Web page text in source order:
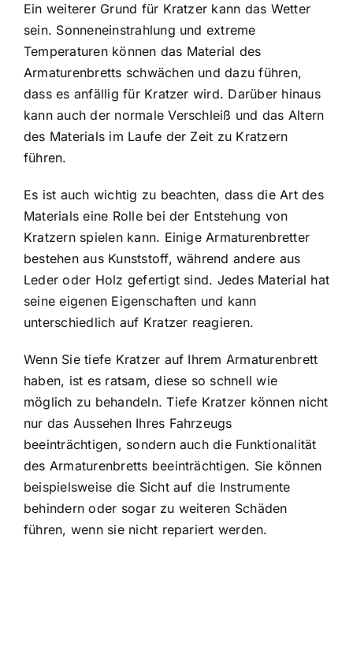
Ein weiterer Grund für Kratzer kann das Wetter
sein. Sonneneinstrahlung und extreme
Temperaturen können das Material des
Armaturenbretts schwächen und dazu führen,
dass es anfällig für Kratzer wird. Darüber hinaus
kann auch der normale Verschleiß und das Altern
des Materials im Laufe der Zeit zu Kratzern
führen.
Es ist auch wichtig zu beachten, dass die Art des
Materials eine Rolle bei der Entstehung von
Kratzern spielen kann. Einige Armaturenbretter
bestehen aus Kunststoff, während andere aus
Leder oder Holz gefertigt sind. Jedes Material hat
seine eigenen Eigenschaften und kann
unterschiedlich auf Kratzer reagieren.
Wenn Sie tiefe Kratzer auf Ihrem Armaturenbrett
haben, ist es ratsam, diese so schnell wie
möglich zu behandeln. Tiefe Kratzer können nicht
nur das Aussehen Ihres Fahrzeugs
beeinträchtigen, sondern auch die Funktionalität
des Armaturenbretts beeinträchtigen. Sie können
beispielsweise die Sicht auf die Instrumente
behindern oder sogar zu weiteren Schäden
führen, wenn sie nicht repariert werden.